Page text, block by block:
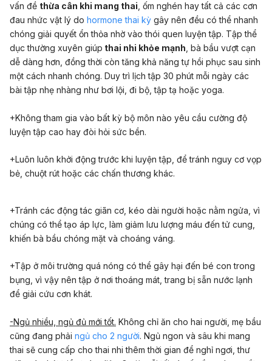
vấn đề thừa cân khi mang thai , ốm nghén hay tất cả các cơn
đau nhức vật lý do hormone thai kỳ gây nên đều có thể nhanh
chóng giải quyết ổn thỏa nhờ vào thói quen luyện tập. Tập thể
dục thường xuyên giúp thai nhi khỏe mạnh , bà bầu vượt cạn
dễ dàng hơn, đồng thời còn tăng khả năng tự hồi phục sau sinh
một cách nhanh chóng. Duy trì lịch tập 30 phút mỗi ngày các
bài tập nhẹ nhàng như bơi lội, đi bộ, tập tạ hoặc yoga.
+Không tham gia vào bất kỳ bộ môn nào yêu cầu cường độ
luyện tập cao hay đòi hỏi sức bền.
+Luôn luôn khởi động trước khi luyện tập, để tránh nguy cơ vọp
bẻ, chuột rút hoặc các chấn thương khác.
+Tránh các động tác giãn cơ, kéo dài người hoặc nằm ngửa, vì
chúng có thể tạo áp lực, làm giảm lưu lượng máu đến tử cung,
khiến bà bầu chóng mặt và choáng váng.
+Tập ở môi trường quá nóng có thể gây hại đến bé con trong
bụng, vì vậy nên tập ở nơi thoáng mát, trang bị sẵn nước lạnh
để giải cứu cơn khát.
-Ngủ nhiều, ngủ đủ mới tốt. Không chỉ ăn cho hai người, mẹ bầu
cũng đang phải ngủ cho 2 người. Ngủ ngon và sâu khi mang
thai sẽ cung cấp cho thai nhi thêm thời gian để nghỉ ngơi, thư